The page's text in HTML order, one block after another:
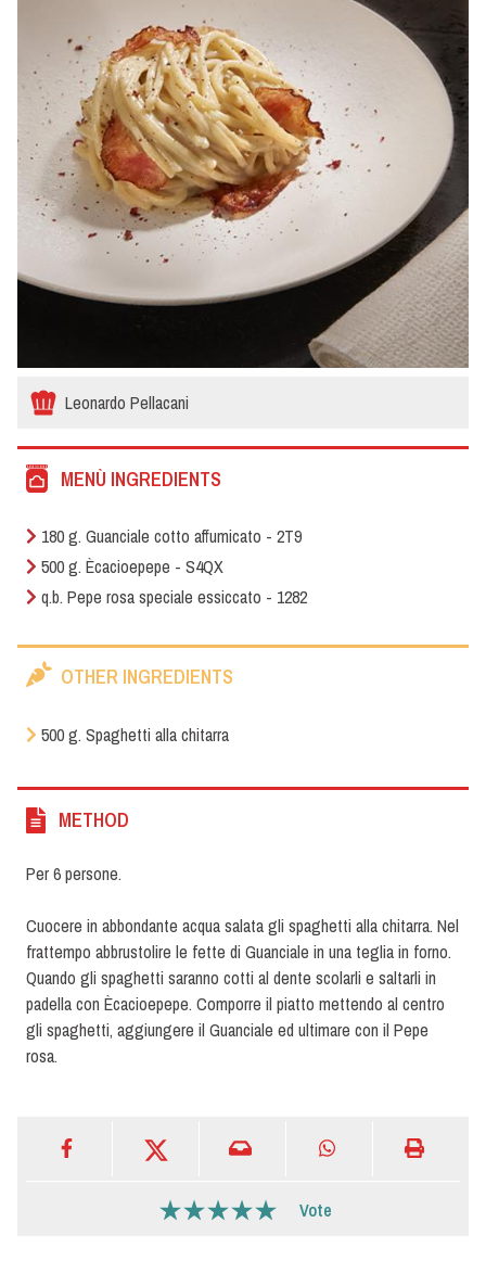
Leonardo Pellacani
MENÙ INGREDIENTS
180 g. Guanciale cotto affumicato - 2T9
500 g. Ècacioepepe - S4QX
q.b. Pepe rosa speciale essiccato - 1282
OTHER INGREDIENTS
500 g. Spaghetti alla chitarra
METHOD
Per 6 persone.
Cuocere in abbondante acqua salata gli spaghetti alla chitarra. Nel
frattempo abbrustolire le fette di Guanciale in una teglia in forno.
Quando gli spaghetti saranno cotti al dente scolarli e saltarli in
padella con Ècacioepepe. Comporre il piatto mettendo al centro
gli spaghetti, aggiungere il Guanciale ed ultimare con il Pepe
rosa.
Vote